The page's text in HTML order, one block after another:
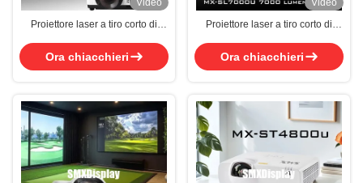
Video
Proiettore laser a tiro corto di
immersiva
Ora chiacchieri
Video
Proiettore laser a tiro corto di
16W
Ora chiacchieri